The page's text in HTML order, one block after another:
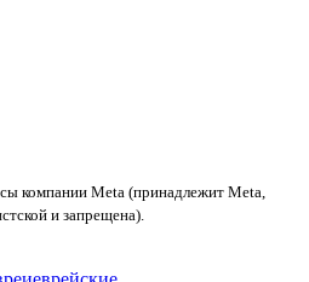
компании Meta (принадлежит Meta,
и запрещена).